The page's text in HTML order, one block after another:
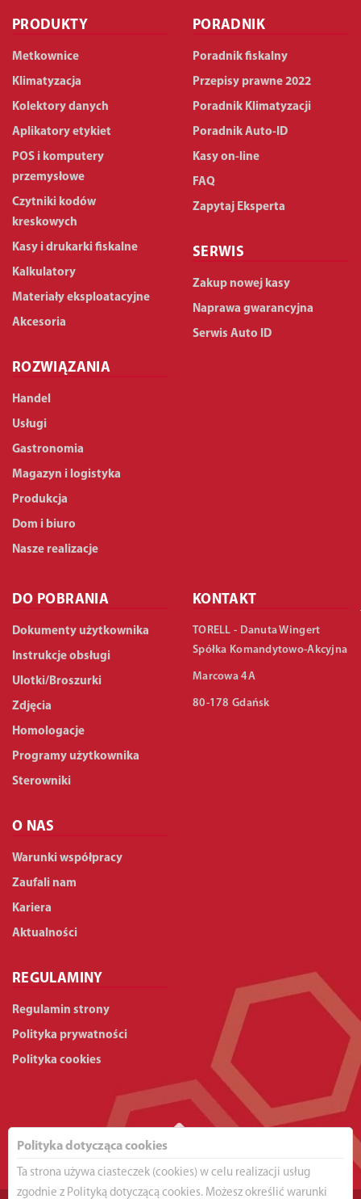
PRODUKTY
Metkownice
Klimatyzacja
Kolektory danych
Aplikatory etykiet
POS i komputery
przemysłowe
Czytniki kodów
kreskowych
Kasy i drukarki fiskalne
Kalkulatory
Materiały eksploatacyjne
Akcesoria
ROZWIĄZANIA
Handel
Usługi
Gastronomia
Magazyn i logistyka
Produkcja
Dom i biuro
Nasze realizacje
PORADNIK
Poradnik fiskalny
Przepisy prawne 2022
Poradnik Klimatyzacji
Poradnik Auto-ID
Kasy on-line
FAQ
Zapytaj Eksperta
SERWIS
Zakup nowej kasy
Naprawa gwarancyjna
Serwis Auto ID
DO POBRANIA
Dokumenty użytkownika
Instrukcje obsługi
Ulotki/Broszurki
Zdjęcia
Homologacje
Programy użytkownika
Sterowniki
O NAS
Warunki współpracy
Zaufali nam
Kariera
Aktualności
REGULAMINY
Regulamin strony
Polityka prywatności
Polityka cookies
KONTAKT
TORELL - Danuta Wingert
Spółka Komandytowo-Akcyjna
Marcowa 4A
80-178 Gdańsk
Polityka dotycząca cookies
Ta strona używa ciasteczek (cookies) w celu realizacji usług
zgodnie z Polityką dotyczącą cookies. Możesz określić warunki